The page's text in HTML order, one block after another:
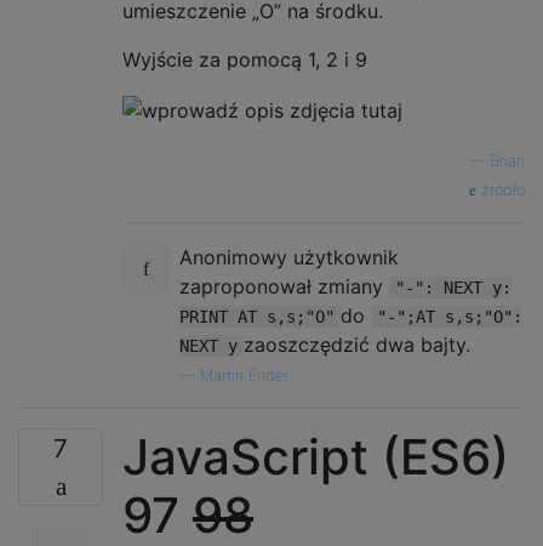
umieszczenie „O” na środku.
Wyjście za pomocą 1, 2 i 9
Brian
źródło
Anonimowy użytkownik
zaproponował zmiany
"-": NEXT y:
PRINT AT s,s;"O" do
"-";AT s,s;"O":
NEXT y zaoszczędzić dwa bajty.
Martin Ender
7
JavaScript (ES6)
97 98